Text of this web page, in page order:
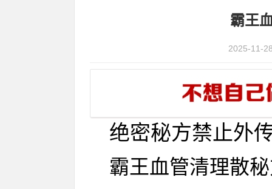
霸王
2025-11-
绝密秘方禁止外
霸王血管清理散